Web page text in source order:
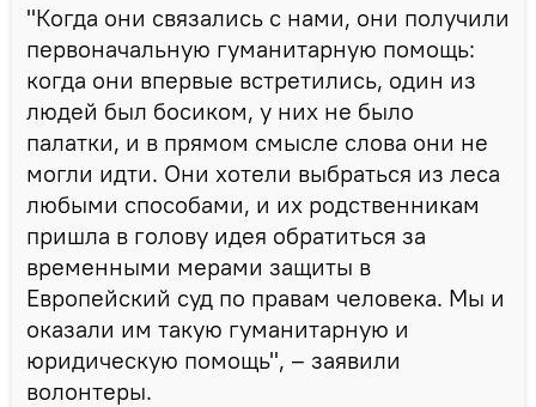
"Когда они связались с нами, они получили
первоначальную гуманитарную помощь:
когда они впервые встретились, один из
людей был босиком, у них не было
палатки, и в прямом смысле слова они не
могли идти. Они хотели выбраться из леса
любыми способами, и их родственникам
пришла в голову идея обратиться за
временными мерами защиты в
Европейский суд по правам человека. Мы и
оказали им такую гуманитарную и
юридическую помощь", – заявили
волонтеры.